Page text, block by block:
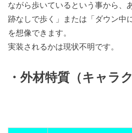
ながら歩いているという事から、
跡なしで歩く」または「ダウン中
を想像できます。
実装されるかは現状不明です。
・外材特質（キャラ